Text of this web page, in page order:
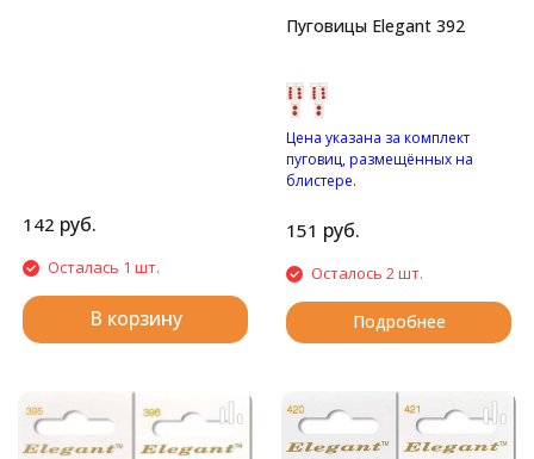
142 руб.
Осталась 1 шт.
В корзину
Пуговицы Elegant 392
Цена указана за комплект
пуговиц, размещённых на
блистере.
отверстиями.
151 руб.
Осталось 2 шт.
Подробнее